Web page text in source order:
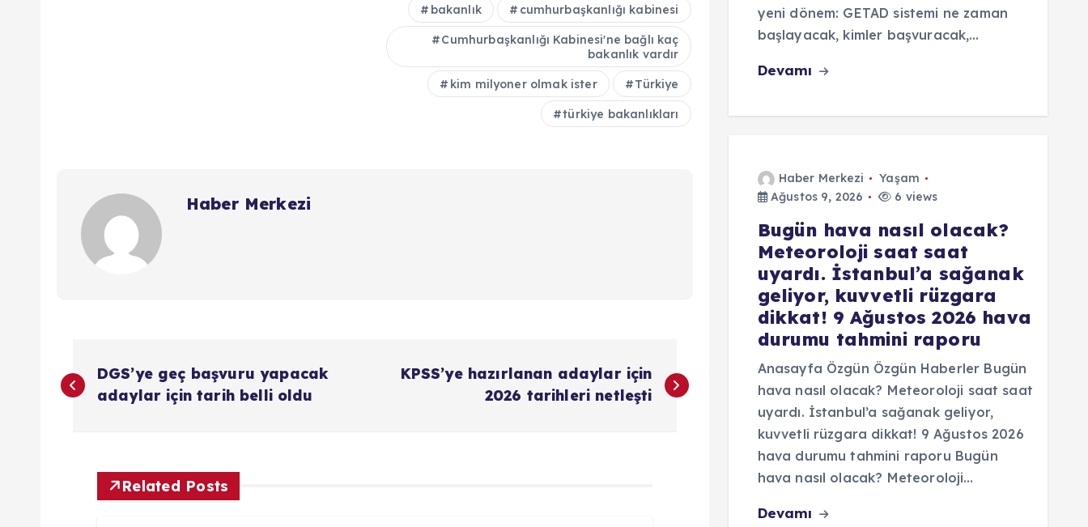
bakanlık cumhurbaşkanlığı kabinesi
Cumhurbaşkanlığı Kabinesi'ne bağlı kaç
bakanlık vardır
kim milyoner olmak ister Türkiye
türkiye bakanlıkları
Haber Merkezi
Y
a
DGS’ye geç başvuru yapacak
adaylar için tarih belli oldu
KPSS’ye hazırlanan adaylar için
2026 tarihleri netleşti
Related Posts
yeni dönem: GETAD sistemi ne zaman
başlayacak, kimler başvuracak,…
Devamı
Haber Merkezi
Yaşam
Ağustos 9, 2026
6 views
Bugün hava nasıl olacak?
Meteoroloji saat saat
uyardı. İstanbul’a sağanak
geliyor, kuvvetli rüzgara
dikkat! 9 Ağustos 2026 hava
durumu tahmini raporu
Anasayfa Özgün Özgün Haberler Bugün
hava nasıl olacak? Meteoroloji saat saat
uyardı. İstanbul’a sağanak geliyor,
kuvvetli rüzgara dikkat! 9 Ağustos 2026
hava durumu tahmini raporu Bugün
hava nasıl olacak? Meteoroloji…
Devamı